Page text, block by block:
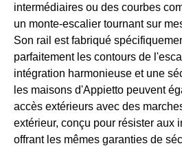
intermédiaires ou des courbes
un monte-escalier tournant sur
Son rail est fabriqué
parfaitement les contours de
intégration harmonieuse et une
les maisons d'Appietto peuvent
accès extérieurs avec des
extérieur, conçu pour résister aux
offrant les mêmes garanties de